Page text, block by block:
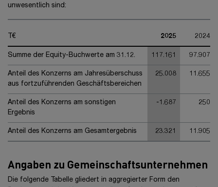
unwesentlich sind:
T€ 2025 2024
Summe der Equity-Buchwerte am 31.12. 117.161 97.907
Anteil des Konzerns am Jahresüberschuss
aus fortzuführenden Geschäftsbereichen
25.008 11.655
Anteil des Konzerns am sonstigen
Ergebnis
-1.687 250
Anteil des Konzerns am Gesamtergebnis 23.321 11.905
Angaben zu Gemeinschaftsunternehmen
Die folgende Tabelle gliedert in aggregierter Form den